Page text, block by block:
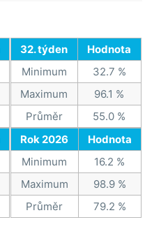
32. týden
Hodnota
Minimum
32.7 %
Maximum
96.1 %
Průměr
55.0 %
Rok 2026
Hodnota
Minimum
16.2 %
Maximum
98.9 %
Průměr
79.2 %